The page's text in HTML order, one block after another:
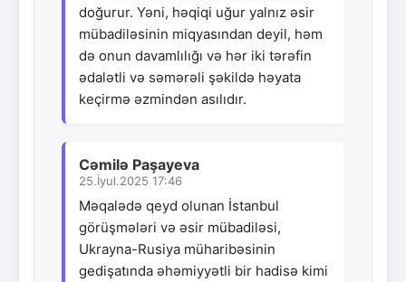
doğurur. Yəni, həqiqi uğur yalnız əsir
mübadiləsinin miqyasından deyil, həm
də onun davamlılığı və hər iki tərəfin
ədalətli və səmərəli şəkildə həyata
keçirmə əzmindən asılıdır.
Cəmilə Paşayeva
25.İyul.2025 17:46
Məqalədə qeyd olunan İstanbul
görüşmələri və əsir mübadiləsi,
Ukrayna-Rusiya müharibəsinin
gedişatında əhəmiyyətli bir hadisə kimi